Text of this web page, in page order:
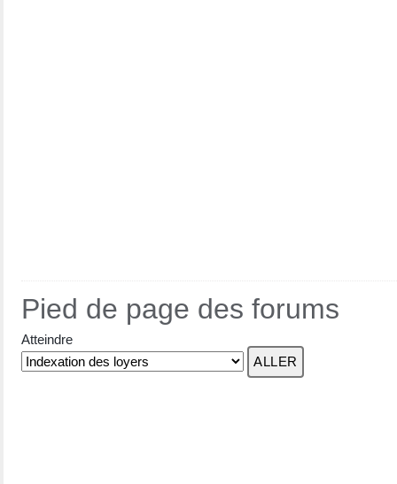
Pied de page des forums
Atteindre